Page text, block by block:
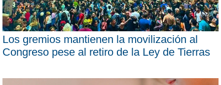
Los gremios mantienen la movilización al
Congreso pese al retiro de la Ley de Tierras